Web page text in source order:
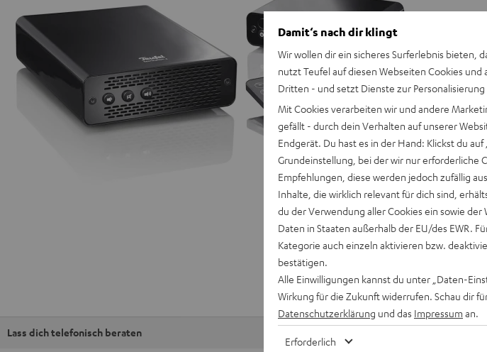
Lass dich telefonisch beraten
Damit‘s nach dir klingt
Wir wollen dir ein sicheres Surferlebnis bieten,
nutzt Teufel auf diesen Webseiten Cookies
Dritten - und setzt Dienste zur Personalisierung
Mit Cookies verarbeiten wir und andere
gefällt - durch dein Verhalten auf unserer
Endgerät. Du hast es in der Hand: Klickst du auf
Grundeinstellung, bei der wir nur erforderliche
Empfehlungen, diese werden jedoch zufällig
Inhalte, die wirklich relevant für dich sind,
du der Verwendung aller Cookies ein sowie
Daten in Staaten außerhalb der EU/des EWR.
Kategorie auch einzeln aktivieren bzw.
bestätigen.
Alle Einwilligungen kannst du unter „Daten-
Wirkung für die Zukunft widerrufen. Schau dir
Datenschutzerklärung und das Impressum an.
Erforderlich